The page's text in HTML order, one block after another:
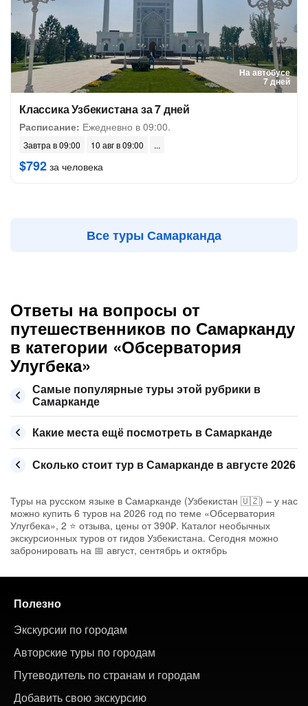
На автобусе
7 дней
Классика Узбекистана за 7 дней
Расписание: Ежедневно в 09:00.
Завтра в 09:00 10 авг в 09:00
$792 за человека
Все туры Самарканда
Ответы на вопросы от
путешественников по Самарканду
в категории «Обсерватория
Улугбека»
Самые популярные туры этой рубрики в
Самарканде
Какие места ещё посмотреть в Самарканде
Сколько стоит тур в Самарканде в августе 2026
Туры на русском языке в Самарканде (Узбекистан 🇺🇿) – у нас
можно купить 6 туров на 2026 год по теме «Обсерватория
Улугбека», 2 ⭐ отзыва, цены от 390₽. Каталог необычных
экскурсионных туров от гидов Узбекистана. Сегодня можно
забронировать на 📅 август, сентябрь и октябрь
Полезно
Экскурсии по городам
Авторские туры по городам
Путеводитель по странам и городам
Добавить свою экскурсию